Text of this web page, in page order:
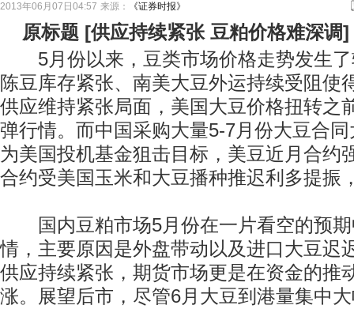
2013年06月07日04:57 来源： 《证券时报》
原标题 [供应持续紧张 豆粕价格难深调]
5月份以来，豆类市场价格走势发生了
陈豆库存紧张、南美大豆外运持续受阻使
供应维持紧张局面，美国大豆价格扭转之
弹行情。而中国采购大量5-7月份大豆合
为美国投机基金狙击目标，美豆近月合约
合约受美国玉米和大豆播种推迟利多提振
国内豆粕市场5月份在一片看空的预期
情，主要原因是外盘带动以及进口大豆迟
供应持续紧张，期货市场更是在资金的推
涨。展望后市，尽管6月大豆到港量集中